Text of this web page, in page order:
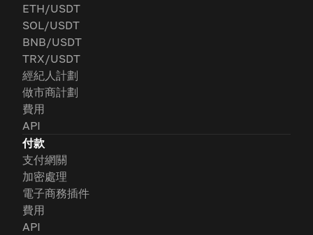
ETH/USDT
SOL/USDT
BNB/USDT
TRX/USDT
經紀人計劃
做市商計劃
費用
API
付款
支付網關
加密處理
電子商務插件
費用
API